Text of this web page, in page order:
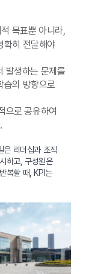
목표뿐 아니라,
확히 전달해야
발생하는 문제를
습의 방향으로
으로 공유하여
은 리더십과 조직
하고, 구성원은
복할 때, KPI는